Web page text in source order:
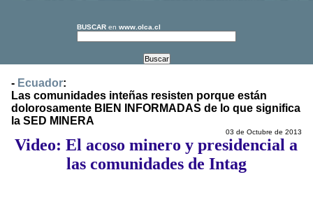
BUSCAR en www.olca.cl
- Ecuador:
Las comunidades inteñas resisten porque están
dolorosamente BIEN INFORMADAS de lo que significa
la SED MINERA
03 de Octubre de 2013
Video: El acoso minero y presidencial a
las comunidades de Intag